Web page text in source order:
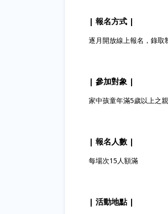
| 報名方式 |
逐月開放線上報名，錄取
| 參加對象 |
家中孩童年滿5歲以上之
| 報名人數 |
每場次15人額滿
| 活動地點 |